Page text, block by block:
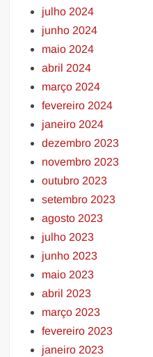
julho 2024
junho 2024
maio 2024
abril 2024
março 2024
fevereiro 2024
janeiro 2024
dezembro 2023
novembro 2023
outubro 2023
setembro 2023
agosto 2023
julho 2023
junho 2023
maio 2023
abril 2023
março 2023
fevereiro 2023
janeiro 2023